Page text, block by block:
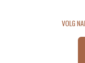
VOLG